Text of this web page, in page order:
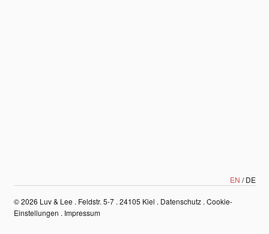
EN DE
© 2026 Luv & Lee . Feldstr. 5-7 . 24105 Kiel . Datenschutz. Cookie-
Einstellungen . Impressum